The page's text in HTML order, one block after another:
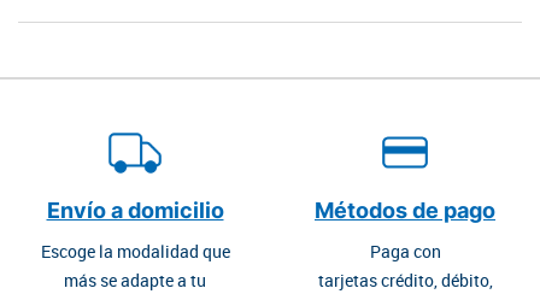
Envío a domicilio
Escoge la modalidad que
más se adapte a tu
Métodos de pago
Paga con
tarjetas crédito, débito,